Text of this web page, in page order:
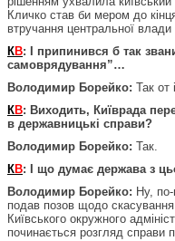
Кличко став би мером до
втручання центральної
КВ: І припинився б так
самоврядування”…
Володимир Борейко: Так от
КВ: Виходить, Київрада
в державницькі справи?
Володимир Борейко: Так.
КВ: І що думає держава з
Володимир Борейко: Ну,
подав позов щодо
Київського окружного
починається розгляд справи